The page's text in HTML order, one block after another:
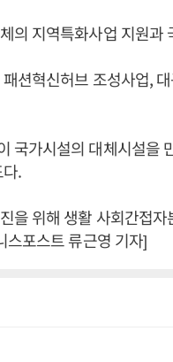
의 지역특화사업 지원과
션혁신허브 조성사업,
국가시설의 대체시설을
.
을 위해 생활 사회간접
스포스트 류근영 기자]